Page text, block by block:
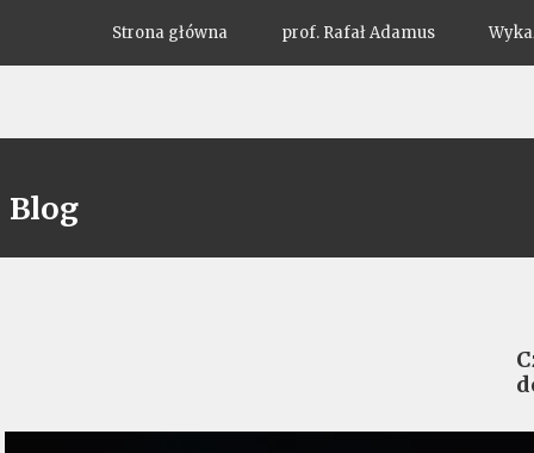
Strona główna prof. Rafał Adamus
Blog